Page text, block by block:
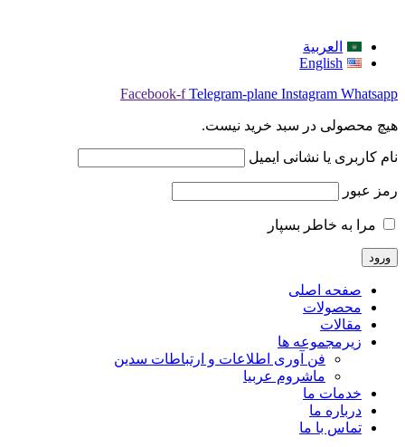
العربية
English
Facebook-f Telegram-plane Instagram Whatsapp
هیچ محصولی در سبد خرید نیست.
نام کاربری یا نشانی ایمیل
رمز عبور
مرا به خاطر بسپار
صفحه اصلی
محصولات
مقالات
زیرمجموعه ها
فن آوری اطلاعات و ارتباطات سدین
ماشروم عربيا
خدمات ما
درباره ما
تماس با ما